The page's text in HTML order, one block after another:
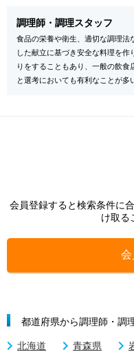
調理師・調理スタッフ
食品の栄養や衛生、適切な調理法
した献立に基づき安全な料理を
りをすることもあり、一般の飲
と選考においても有利なことが多
会員登録すると検索条件に
け取る
会
都道府県から調理師・調
北海道 青森県